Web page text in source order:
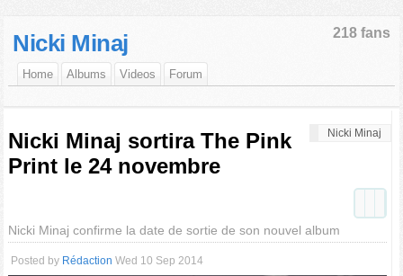
218 fans
Nicki Minaj
Home Albums Videos Forum
Nicki Minaj
Nicki Minaj sortira The Pink
Print le 24 novembre
Nicki Minaj confirme la date de sortie de son nouvel album
Posted by Rédaction Wed 10 Sep 2014